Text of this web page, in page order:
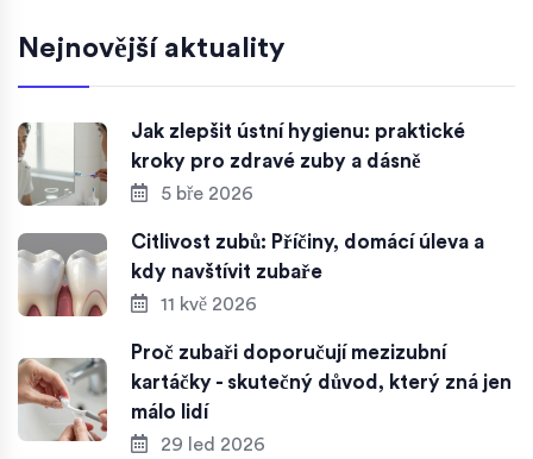
Nejnovější aktuality
Jak zlepšit ústní hygienu: praktické
kroky pro zdravé zuby a dásně
5 bře 2026
Citlivost zubů: Příčiny, domácí úleva a
kdy navštívit zubaře
11 kvě 2026
Proč zubaři doporučují mezizubní
kartáčky - skutečný důvod, který zná jen
málo lidí
29 led 2026